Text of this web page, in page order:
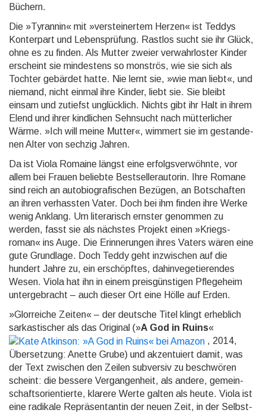
Büchern.
Die »Tyrannin« mit »ver­steiner­tem Herzen« ist Teddys
Konter­part und Lebens­prüfung. Rastlos sucht sie ihr Glück,
ohne es zu finden. Als Mutter zweier ver­wahr­loster Kinder
erscheint sie mindes­tens so mons­trös, wie sie sich als
Tochter ge­bär­det hatte. Nie lernt sie, »wie man liebt«, und
niemand, nicht einmal ihre Kinder, liebt sie. Sie bleibt
einsam und zutiefst un­glück­lich. Nichts gibt ihr Halt in ihrem
Elend und ihrer kind­lichen Sehn­sucht nach mütter­licher
Wärme. »Ich will meine Mutter«, wimmert sie im gestan­de­
nen Alter von sechzig Jahren.
Da ist Viola Romaine längst eine erfolgsverwöhnte, vor
allem bei Frauen beliebte Best­sel­ler­auto­rin. Ihre Romane
sind reich an auto­bio­grafi­schen Bezügen, an Bot­schaf­ten
an ihren ver­hass­ten Vater. Doch bei ihm finden ihre Werke
wenig Anklang. Um litera­risch ernster ge­nom­men zu
werden, fasst sie als nächs­tes Pro­jekt einen »Kriegs­
roman« ins Auge. Die Erin­nerun­gen ihres Vaters wären eine
gute Grund­lage. Doch Teddy geht in­zwi­schen auf die
hundert Jahre zu, ein erschöpf­tes, dahin­vege­tieren­des
Wesen. Viola hat ihn in einem preis­güns­tigen Pflege­heim
unter­ge­bracht – auch dieser Ort eine Hölle auf Erden.
»Glorreiche Zeiten« – der deutsche Titel klingt erheblich
sarkastischer als das Original (»A God in Ruins«
, 2014,
Über­setzung: Anette Grube) und ak­zentu­iert damit, was
der Text zwischen den Zeilen sub­versiv zu be­schwö­ren
scheint: die bes­sere Ver­gangen­heit, als andere, ge­mein­
schafts­orien­tierte, klarere Werte galten als heute. Viola ist
eine radikale Re­prä­sen­tan­tin der neuen Zeit, in der Selbst­